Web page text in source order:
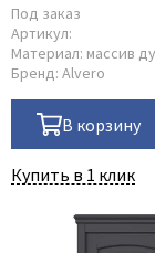
Под заказ
Артикул:
Материал: массив
Бренд: Alvero
В корзину
Купить в 1 клик